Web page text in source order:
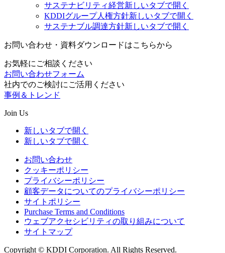
サステナビリティ経営新しいタブで開く
KDDIグループ人権方針新しいタブで開く
サステナブル調達方針新しいタブで開く
お問い合わせ・資料ダウンロードはこちらから
お気軽にご相談ください
お問い合わせフォーム
社内でのご検討にご活用ください
事例＆トレンド
Join Us
新しいタブで開く
新しいタブで開く
お問い合わせ
クッキーポリシー
プライバシーポリシー
顧客データについてのプライバシーポリシー
サイトポリシー
Purchase Terms and Conditions
ウェブアクセシビリティの取り組みについて
サイトマップ
Copyright © KDDI Corporation. All Rights Reserved.